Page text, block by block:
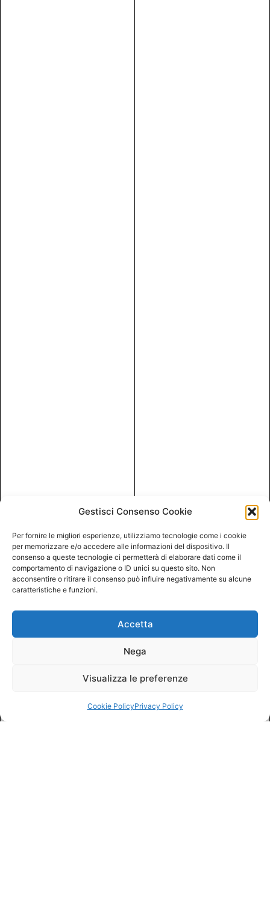
Gestisci Consenso Cookie
Per fornire le migliori esperienze, utilizziamo tecnologie come i cookie
per memorizzare e/o accedere alle informazioni del dispositivo. Il
consenso a queste tecnologie ci permetterà di elaborare dati come il
comportamento di navigazione o ID unici su questo sito. Non
acconsentire o ritirare il consenso può influire negativamente su alcune
caratteristiche e funzioni.
Accetta
Nega
Visualizza le preferenze
Cookie PolicyPrivacy Policy